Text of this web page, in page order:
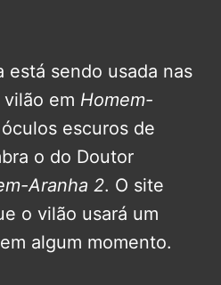
está sendo usada nas
em Homem-
escuros de
o do Doutor
Aranha 2. O site
o vilão usará um
algum momento.